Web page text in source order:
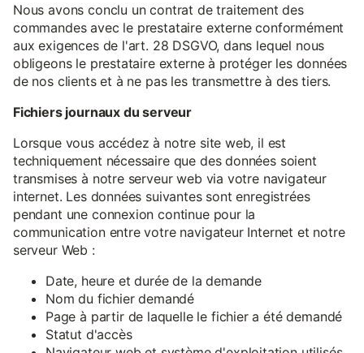
Nous avons conclu un contrat de traitement des
commandes avec le prestataire externe conformément
aux exigences de l'art. 28 DSGVO, dans lequel nous
obligeons le prestataire externe à protéger les données
de nos clients et à ne pas les transmettre à des tiers.
Fichiers journaux du serveur
Lorsque vous accédez à notre site web, il est
techniquement nécessaire que des données soient
transmises à notre serveur web via votre navigateur
internet. Les données suivantes sont enregistrées
pendant une connexion continue pour la
communication entre votre navigateur Internet et notre
serveur Web :
Date, heure et durée de la demande
Nom du fichier demandé
Page à partir de laquelle le fichier a été demandé
Statut d'accès